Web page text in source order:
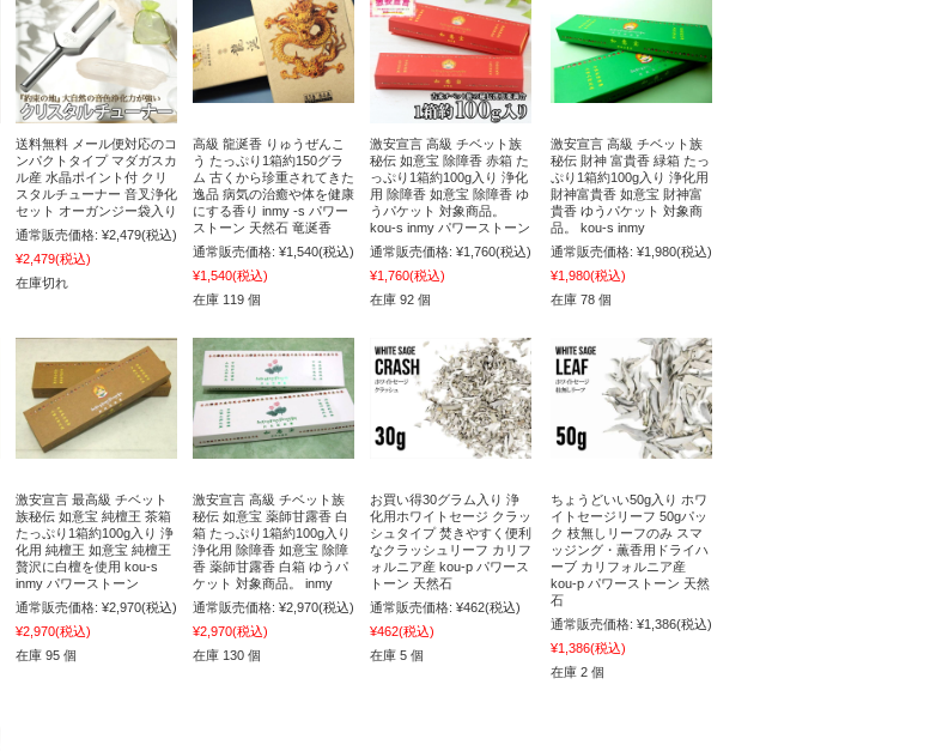
送料無料 メール便対応のコ
ンパクトタイプ マダガスカ
ル産 水晶ポイント付 クリ
スタルチューナー 音叉浄化
セット オーガンジー袋入り
通常販売価格: ¥2,479(税込)
¥2,479(税込)
在庫切れ
高級 龍涎香 りゅうぜんこ
う たっぷり1箱約150グラ
ム 古くから珍重されてきた
逸品 病気の治癒や体を健康
にする香り inmy -s パワー
ストーン 天然石 竜涎香
通常販売価格: ¥1,540(税込)
¥1,540(税込)
在庫 119 個
激安宣言 高級 チベット族
秘伝 如意宝 除障香 赤箱 た
っぷり1箱約100g入り 浄化
用 除障香 如意宝 除障香 ゆ
うパケット 対象商品。
kou-s inmy パワーストーン
通常販売価格: ¥1,760(税込)
¥1,760(税込)
在庫 92 個
激安宣言 高級 チベット族
秘伝 財神 富貴香 緑箱 たっ
ぷり1箱約100g入り 浄化用
財神富貴香 如意宝 財神富
貴香 ゆうパケット 対象商
品。 kou-s inmy
通常販売価格: ¥1,980(税込)
¥1,980(税込)
在庫 78 個
激安宣言 最高級 チベット
族秘伝 如意宝 純檀王 茶箱
たっぷり1箱約100g入り 浄
化用 純檀王 如意宝 純檀王
贅沢に白檀を使用 kou-s
inmy パワーストーン
通常販売価格: ¥2,970(税込)
¥2,970(税込)
在庫 95 個
激安宣言 高級 チベット族
秘伝 如意宝 薬師甘露香 白
箱 たっぷり1箱約100g入り
浄化用 除障香 如意宝 除障
香 薬師甘露香 白箱 ゆうパ
ケット 対象商品。 inmy
通常販売価格: ¥2,970(税込)
¥2,970(税込)
在庫 130 個
お買い得30グラム入り 浄
化用ホワイトセージ クラッ
シュタイプ 焚きやすく便利
なクラッシュリーフ カリフ
ォルニア産 kou-p パワース
トーン 天然石
通常販売価格: ¥462(税込)
¥462(税込)
在庫 5 個
ちょうどいい50g入り ホワ
イトセージリーフ 50gパッ
ク 枝無しリーフのみ スマ
ッジング・薫香用ドライハ
ーブ カリフォルニア産
kou-p パワーストーン 天然
石
通常販売価格: ¥1,386(税込)
¥1,386(税込)
在庫 2 個